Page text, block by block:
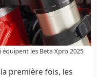
les Beta Xpro 2025
première fois, les